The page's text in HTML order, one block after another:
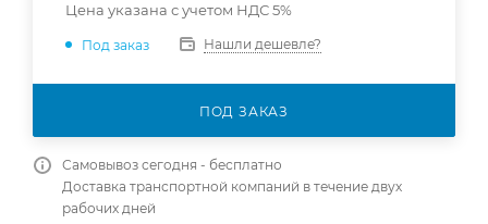
Цена указана с учетом НДС 5%
Под заказ Нашли дешевле?
ПОД ЗАКАЗ
Самовывоз сегодня - бесплатно
Доставка транспортной компаний в течение двух
рабочих дней